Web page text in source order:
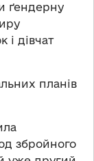
ґендерну
і дівчат
планів
збройного